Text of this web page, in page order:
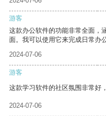
游客
这款办公软件的功能非常全面，
面。我可以使用它来完成日常办
2024-07-06
游客
这款学习软件的社区氛围非常好
2024-07-06